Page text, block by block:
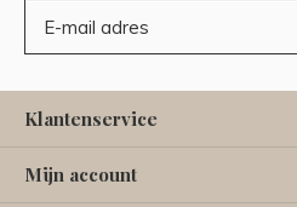
Klantenservice
Mijn account